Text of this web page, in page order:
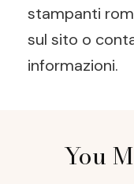
stampanti
sul sito o
informazioni.
You